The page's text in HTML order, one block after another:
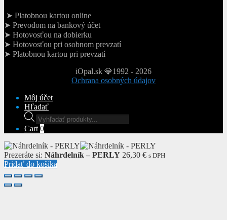
➤ Platobnou kartou online
➤ Prevodom na bankový účet
➤ Hotovosťou na dobierku
➤ Hotovosťou pri osobnom prevzatí
➤ Platobnou kartou pri prevzatí
iOpal.sk 💎1992 - 2026
Ochrana osobných údajov
Môj účet
Hľadať
Products
search
Cart 0
Prezeráte si: Náhrdelník – PERLY 26,30 € s DPH
Pridať do košíka